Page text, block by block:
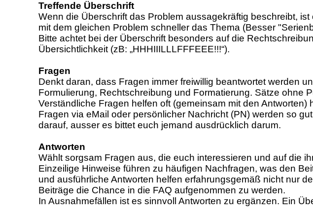
Treffende Überschrift
Wenn die Überschrift das Problem aussagekräftig beschreibt,
mit dem gleichen Problem schneller das Thema (Besser
Bitte achtet bei der Überschrift besonders auf die
Übersichtlichkeit (zB: „HHHIIILLLFFFEEE!!!“).
Fragen
Denkt daran, dass Fragen immer freiwillig beantwortet werden
Formulierung, Rechtschreibung und Formatierung. Sätze ohne
Verständliche Fragen helfen oft (gemeinsam mit den Antworten)
Fragen via eMail oder persönlicher Nachricht (PN) werden so
darauf, ausser es bittet euch jemand ausdrücklich darum.
Antworten
Wählt sorgsam Fragen aus, die euch interessieren und auf die
Einzeilige Hinweise führen zu häufigen Nachfragen, was den
und ausführliche Antworten helfen erfahrungsgemäß nicht nur
Beiträge die Chance in die FAQ aufgenommen zu werden.
In Ausnahmefällen ist es sinnvoll Antworten zu ergänzen. Ein